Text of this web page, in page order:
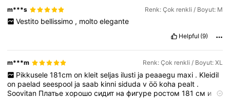
4,72
m***s Renk: Çok renkli / Boyut: M
Vestito bellissimo , molto elegante
Helpful (9)
m***m Renk: Çok renkli / Boyut: XL
Pikkusele 181cm on kleit seljas ilusti ja peaaegu maxi . Kleidil
on paeladseespool jasaab kinnisidudavöö koha pealt .
Soovitan Платьехорошосидит нафигуре ростом181см и